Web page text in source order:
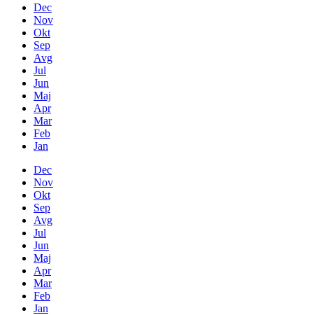
Dec
Nov
Okt
Sep
Avg
Jul
Jun
Maj
Apr
Mar
Feb
Jan
Dec
Nov
Okt
Sep
Avg
Jul
Jun
Maj
Apr
Mar
Feb
Jan